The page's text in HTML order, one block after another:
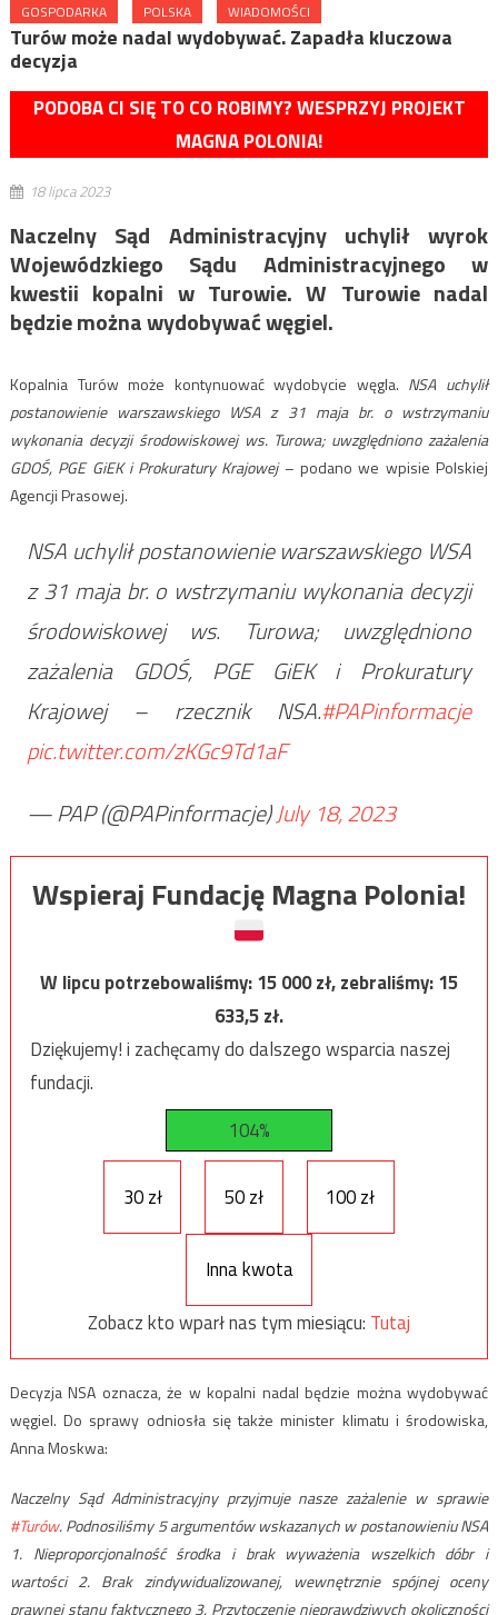
GOSPODARKA POLSKA WIADOMOŚCI
Turów może nadal wydobywać. Zapadła kluczowa
decyzja
PODOBA CI SIĘ TO CO ROBIMY? WESPRZYJ PROJEKT
MAGNA POLONIA!
18 lipca 2023
Naczelny Sąd Administracyjny uchylił wyrok
Wojewódzkiego Sądu Administracyjnego w
kwestii kopalni w Turowie. W Turowie nadal
będzie można wydobywać węgiel.
Kopalnia Turów może kontynuować wydobycie węgla. NSA uchylił
postanowienie warszawskiego WSA z 31 maja br. o wstrzymaniu
wykonania decyzji środowiskowej ws. Turowa; uwzględniono zażalenia
GDOŚ, PGE GiEK i Prokuratury Krajowej– podano we wpisie Polskiej
Agencji Prasowej.
NSA uchylił postanowienie warszawskiego WSA
z 31 maja br. o wstrzymaniu wykonania decyzji
środowiskowej ws. Turowa; uwzględniono
zażalenia GDOŚ, PGE GiEK i Prokuratury
Krajowej – rzecznik NSA.#PAPinformacje
pic.twitter.com/zKGc9Td1aF
— PAP (@PAPinformacje)July 18, 2023
Wspieraj Fundację Magna Polonia!
W lipcu potrzebowaliśmy:15 000zł, zebraliśmy:15
633,5zł.
Dziękujemy! i zachęcamy do dalszego wsparcia naszej
fundacji.
104%
30 zł 50 zł 100 zł
Inna kwota
Zobacz kto wparł nas tym miesiącu: Tutaj
Decyzja NSA oznacza, że w kopalni nadal będzie można wydobywać
węgiel. Do sprawy odniosła się także minister klimatu i środowiska,
Anna Moskwa:
Naczelny Sąd Administracyjny przyjmuje nasze zażalenie w sprawie
#Turów. Podnosiliśmy 5 argumentów wskazanych w postanowieniu NSA
1. Nieproporcjonalność środka i brak wyważenia wszelkich dóbr i
wartości 2. Brak zindywidualizowanej, wewnętrznie spójnej oceny
prawnej stanu faktycznego 3. Przytoczenie nieprawdziwych okoliczności